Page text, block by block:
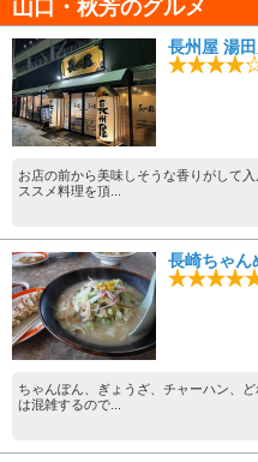
山口・秋芳のグルメ
長州屋 湯
お店の前から美味しそうな香りがして
ススメ料理を頂...
長崎ちゃん
ちゃんぽん、ぎょうざ、チャーハン、
は混雑するので...